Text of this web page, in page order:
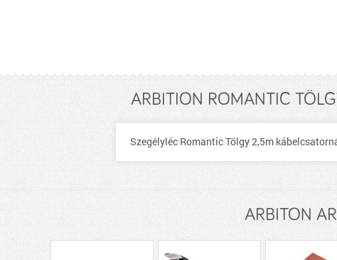
ARBITION ROMANTIC
Szegélyléc Romantic Tölgy 2,5m
ARBITON